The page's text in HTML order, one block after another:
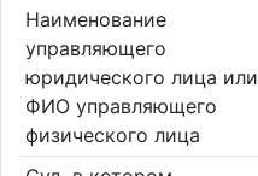
Наименование
управляющего
юридического лица или
ФИО управляющего
физического лица